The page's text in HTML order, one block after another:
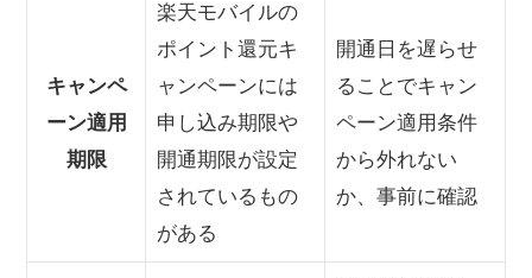
キャンペ
ーン適用
期限
楽天モバイルの
ポイント還元キ
ャンペーンには
申し込み期限や
開通期限が設定
されているもの
がある
開通日を遅らせ
ることでキャン
ペーン適用条件
から外れない
か、事前に確認